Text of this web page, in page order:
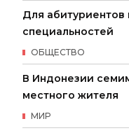
Для абитуриентов
специальностей
ОБЩЕСТВО
В Индонезии
местного жителя
МИР